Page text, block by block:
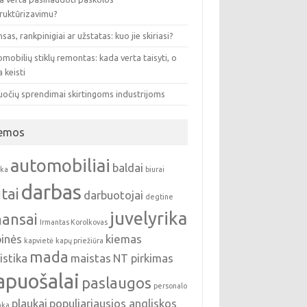
rankpinigiai ar užstatas: kuo jie skiriasi?
stiklų remontas: kada verta taisyti, o
keisti
sprendimai skirtingoms industrijoms
automobiliai baldai biurai
darbas darbuotojai degtine
Irmantas Korolkovas juvelyrika
kapvietė kapų priežiūra kiemas
mada maistas NT pirkimas
paslaugos personalo
plaukai populiariausios angliskos